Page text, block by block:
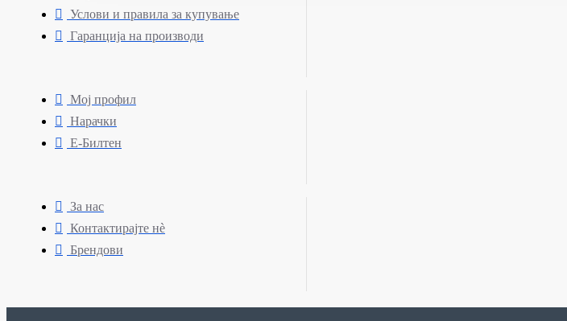
Услови и правила за купување
Гаранција на производи
Мој профил
Нарачки
Е-Билтен
За нас
Контактирајте нè
Брендови